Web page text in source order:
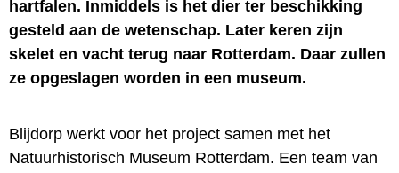
hartfalen. Inmiddels is het dier ter beschikking
gesteld aan de wetenschap. Later keren zijn
skelet en vacht terug naar Rotterdam. Daar zullen
ze opgeslagen worden in een museum.
Blijdorp werkt voor het project samen met het
Natuurhistorisch Museum Rotterdam. Een team van